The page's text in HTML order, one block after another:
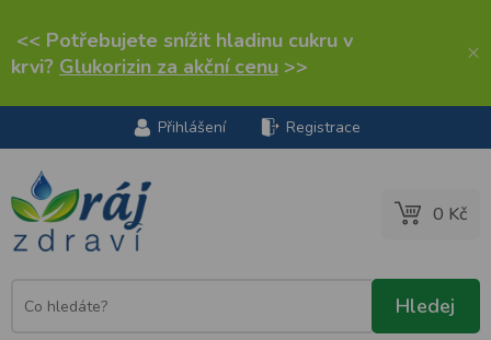
<< Potřebujete snížit hladinu cukru v
krvi? Glukorizin za akční cenu >> ×
Přihlášení Registrace
0 Kč